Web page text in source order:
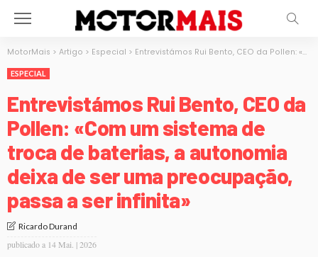
MotorMais > Artigo > Especial > Entrevistámos Rui Bento, CEO da Pollen: «Com um sistema de troca de baterias, a autonomia deixa de ser uma preocupação, passa a ser infinita»
ESPECIAL
Entrevistámos Rui Bento, CEO da
Pollen: «Com um sistema de
troca de baterias, a autonomia
deixa de ser uma preocupação,
passa a ser infinita»
Ricardo Durand
publicado a 14 Mai. | 2026